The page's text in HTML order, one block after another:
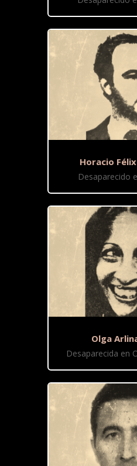
Horacio
Desaparecido
Olga
Desaparecida en